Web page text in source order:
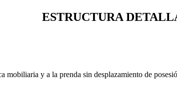
ESTRUCTURA
mobiliaria y a la prenda sin desplazamiento de